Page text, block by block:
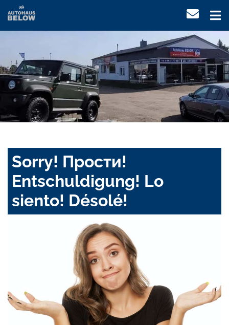
Sorry! Прости!
Entschuldigung! Lo
siento! Désolé!